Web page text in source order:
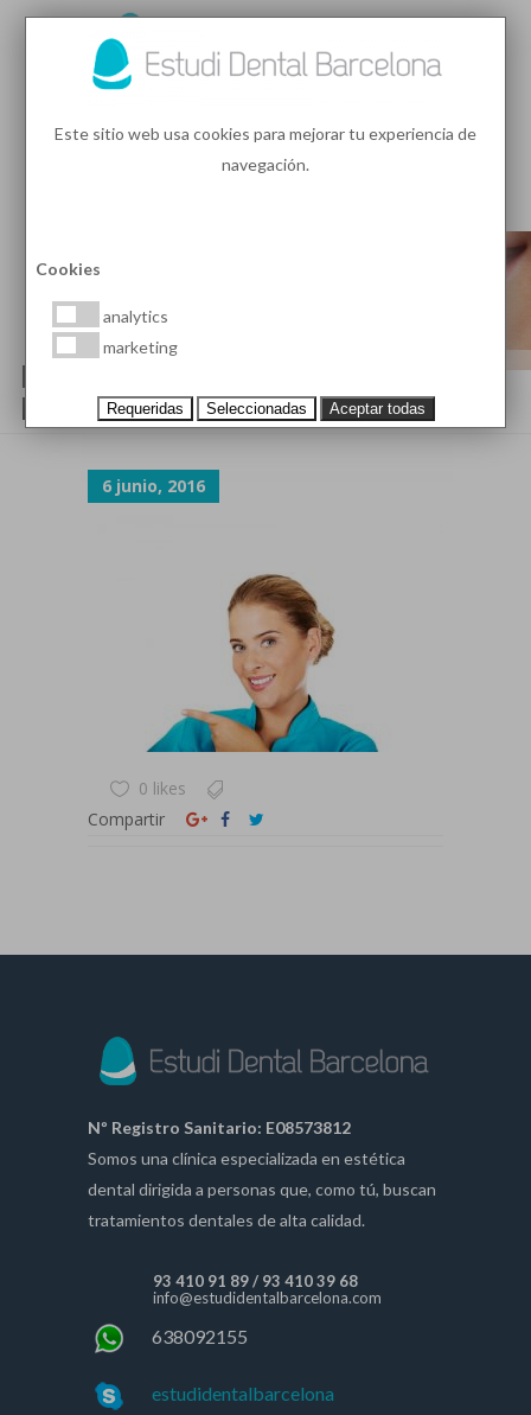
DIENTES ENDODONCIADOS Y
ESTETICA DENTAL
6 junio, 2016
0 likes
Compartir
Nº Registro Sanitario: E08573812
Somos una clínica especializada en estética
dental dirigida a personas que, como tú, buscan
tratamientos dentales de alta calidad.
93 410 91 89/ 93 410 39 68
info@estudidentalbarcelona.com
638092155
estudidentalbarcelona
Este sitio web usa cookies para mejorar tu experiencia de
navegación.
Cookies
analytics
marketing
Requeridas Seleccionadas Aceptar todas